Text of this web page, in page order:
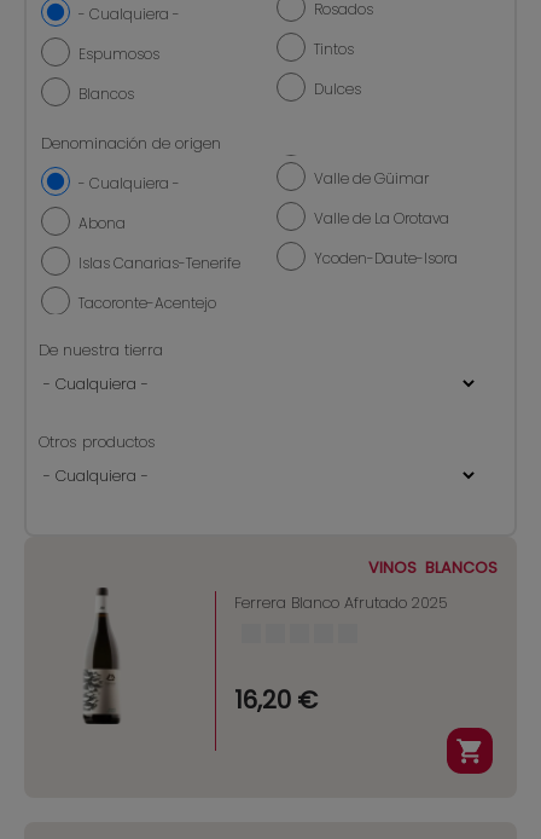
- Cualquiera -
Espumosos
Blancos
Rosados
Tintos
Dulces
Denominación de origen
- Cualquiera -
Abona
Islas Canarias-Tenerife
Tacoronte-Acentejo
Valle de Güimar
Valle de La Orotava
Ycoden-Daute-Isora
De nuestra tierra
Otros productos
VINOS BLANCOS
Ferrera Blanco Afrutado 2025
16,20 €